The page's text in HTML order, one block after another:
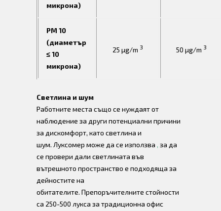
микрона)
PM 10
(диаметър
≤ 10
микрона)
25 µg/m 3 50 µg/m 3
Светлина и шум
Работните места също се нуждаят от
наблюдение за други потенциални причини
за дискомфорт, като светлина и
шум. Луксомер може да се използва , за да
се провери дали светлината във
вътрешното пространство е подходяща за
дейностите на
обитателите. Препоръчителните стойности
са 250-500 лукса за традиционна офис